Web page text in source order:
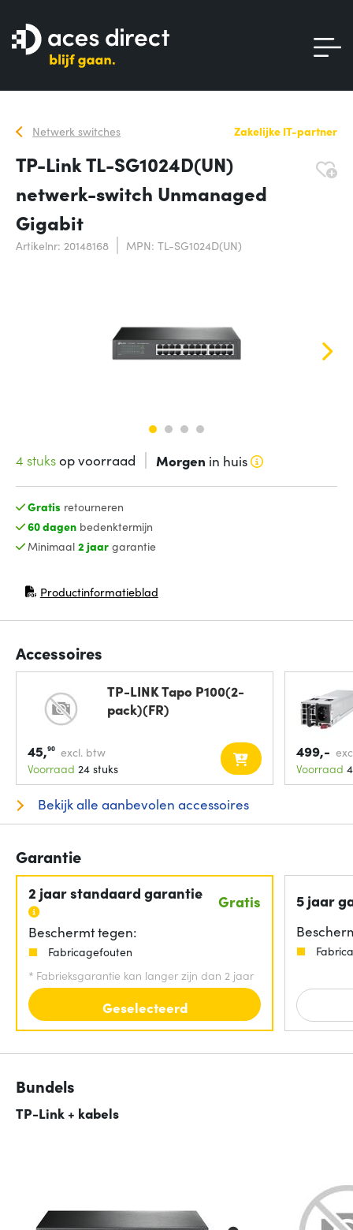
Netwerk switches Zakelijke IT-partner
TP-Link TL-SG1024D(UN)
netwerk-switch Unmanaged
Gigabit
Artikelnr: 20148168 MPN: TL-SG1024D(UN)
4 stuksop voorraad Morgen in huis
Gratis retourneren
60 dagenbedenktermijn
Minimaal 2 jaargarantie
Productinformatieblad
(opent in nieuw venster)
Accessoires
TP-LINK Tapo P100(2-
pack)(FR)
45,90 excl. btw
Voorraad 24 stuks
499,-
Voorraad
Bekijk alle aanbevolen accessoires
Garantie
2 jaar standaard garantie Gratis
Beschermt tegen:
Fabricagefouten
* Fabrieksgarantie kan langer zijn dan 2 jaar
Geselecteerd
5 jaar
Bundels
TP-Link + kabels